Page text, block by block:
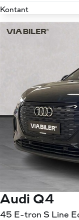
Kontant
Audi Q4
45 E-tron S Line